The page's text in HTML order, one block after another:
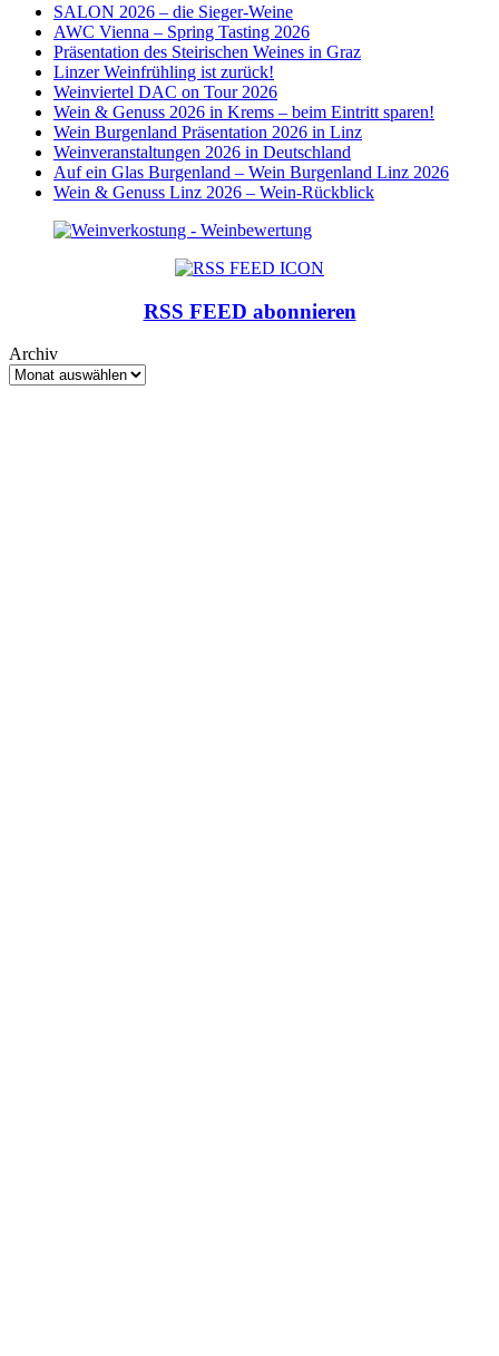
SALON 2026 – die Sieger-Weine
AWC Vienna – Spring Tasting 2026
Präsentation des Steirischen Weines in Graz
Linzer Weinfrühling ist zurück!
Weinviertel DAC on Tour 2026
Wein & Genuss 2026 in Krems – beim Eintritt sparen!
Wein Burgenland Präsentation 2026 in Linz
Weinveranstaltungen 2026 in Deutschland
Auf ein Glas Burgenland – Wein Burgenland Linz 2026
Wein & Genuss Linz 2026 – Wein-Rückblick
RSS FEED abonnieren
Archiv